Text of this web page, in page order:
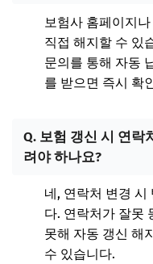
보험사 홈페이지
직접 해지할 수 있
문의를 통해 자동
를 받으면 즉시 확
Q. 보험 갱신 시 연락
려야 하나요?
네, 연락처 변경 시
다. 연락처가 잘못
못해 자동 갱신 해
수 있습니다.